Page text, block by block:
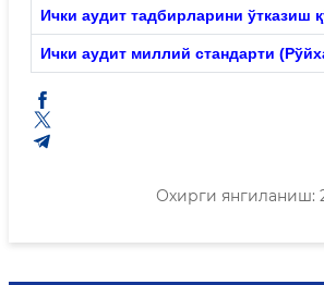
Ички аудит тадбирларини ўтказиш
Ички аудит миллий стандарти
Охирги янгиланиш: